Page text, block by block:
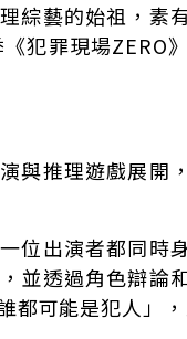
綜藝的始祖，素
犯罪現場ZERO
與推理遊戲展開
位出演者都同時
並透過角色辯論
都可能是犯人」